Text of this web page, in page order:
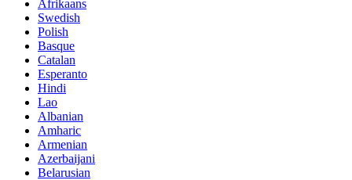
Afrikaans
Swedish
Polish
Basque
Catalan
Esperanto
Hindi
Lao
Albanian
Amharic
Armenian
Azerbaijani
Belarusian